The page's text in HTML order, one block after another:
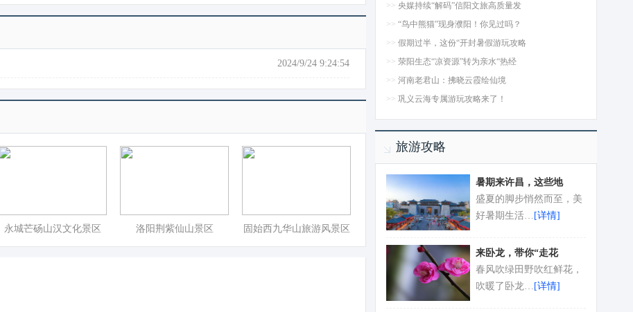
2024/9/24 9:24:54
永城芒砀山汉文化景区 洛阳荆紫仙山景区 固始西九华山旅游风景区
>> 央媒持续“解码”信阳文旅高质量发
>> “鸟中熊猫”现身濮阳！你见过吗？
>> 假期过半，这份“开封暑假游玩攻略
>> 荥阳生态“凉资源”转为亲水“热经
>> 河南老君山：拂晓云霞绘仙境
>> 巩义云海专属游玩攻略来了！
旅游攻略
暑期来许昌，这些地
盛夏的脚步悄然而至，美
好暑期生活… [详情]
来卧龙，带你“走花
春风吹绿田野吹红鲜花，
吹暖了卧龙… [详情]